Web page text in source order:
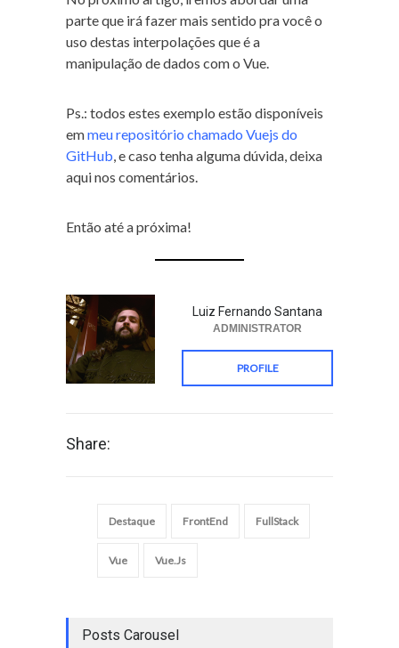
parte que irá fazer mais sentido pra você o
uso destas interpolações que é a
manipulação de dados com o Vue.
Ps.: todos estes exemplo estão disponíveis
emmeu repositório chamado Vuejs do
GitHub, e caso tenha alguma dúvida, deixa
aqui nos comentários.
Então até a próxima!
Luiz Fernando Santana
ADMINISTRATOR
PROFILE
Share:
Destaque FrontEnd FullStack
Vue Vue.Js
Posts Carousel